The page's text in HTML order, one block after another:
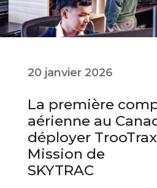
20 janvier 2026
La première
aérienne au
déployer TrooTrax
Mission de
SKYTRAC